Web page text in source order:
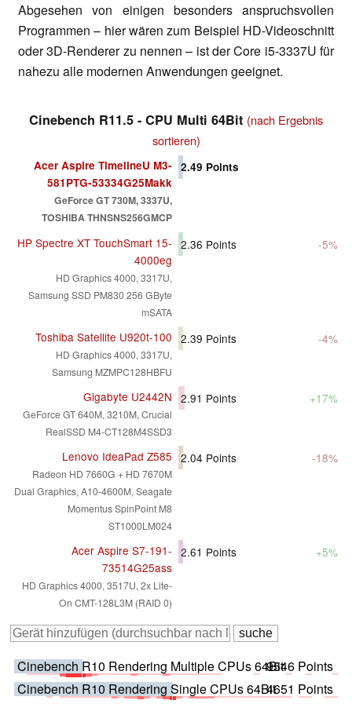
Abgesehen von einigen besonders anspruchsvollen
Programmen – hier wären zum Beispiel HD-Videoschnitt
oder 3D-Renderer zu nennen – ist der Core i5-3337U für
nahezu alle modernen Anwendungen geeignet.
Cinebench R11.5 - CPU Multi 64Bit (nach Ergebnis
sortieren)
Acer Aspire TimelineU M3-
581PTG-53334G25Makk
GeForce GT 730M, 3337U,
TOSHIBA THNSNS256GMCP
2.49 Points
HP Spectre XT TouchSmart 15-
4000eg
HD Graphics 4000, 3317U,
Samsung SSD PM830 256 GByte
mSATA
2.36 Points -5%
Toshiba Satellite U920t-100
HD Graphics 4000, 3317U,
Samsung MZMPC128HBFU
2.39 Points -4%
Gigabyte U2442N
GeForce GT 640M, 3210M, Crucial
RealSSD M4-CT128M4SSD3
2.91 Points +17%
Lenovo IdeaPad Z585
Radeon HD 7660G + HD 7670M
Dual Graphics, A10-4600M, Seagate
Momentus SpinPoint M8
ST1000LM024
2.04 Points -18%
Acer Aspire S7-191-
73514G25ass
HD Graphics 4000, 3517U, 2x Lite-
On CMT-128L3M (RAID 0)
2.61 Points +5%
Cinebench R10 Rendering Multiple CPUs 64Bit9546 Points
Cinebench R10 Rendering Single CPUs 64Bit4651 Points